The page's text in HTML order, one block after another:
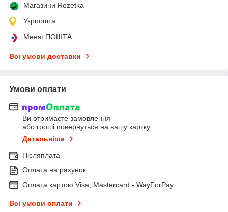
Магазини Rozetka
Укрпошта
Meest ПОШТА
Всі умови доставки
Умови оплати
Ви отримаєте замовлення
або гроші повернуться на вашу картку
Детальніше
Післяплата
Оплата на рахунок
Оплата картою Visa, Mastercard - WayForPay
Всі умови оплати